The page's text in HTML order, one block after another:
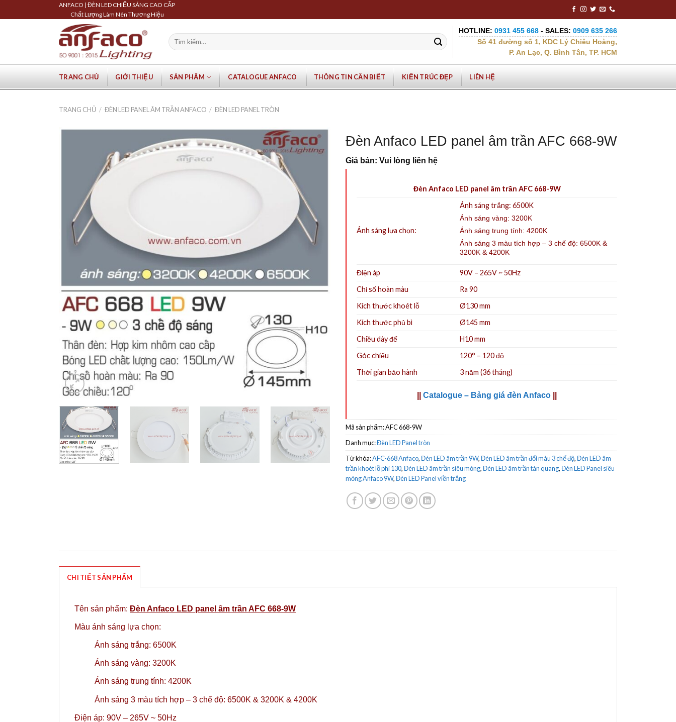
to
ANFACO | ĐÈN LED CHIẾU SÁNG CAO CẤP
Chất Lượng Làm Nên Thương Hiệu
Tìm
kiếm:
HOTLINE: 0931 455 668 - SALES: 0909 635 266
Số 41 đường số 1, KDC Lý Chiêu Hoàng,
P. An Lạc, Q. Bình Tân, TP. HCM
TRANG CHỦ GIỚI THIỆU SẢN PHẨM CATALOGUE ANFACO THÔNG TIN CẦN BIẾT KIẾN TRÚC ĐẸP LIÊN HỆ
TRANG CHỦ / ĐÈN LED PANEL ÂM TRẦN ANFACO / ĐÈN LED PANEL TRÒN
Đèn Anfaco LED panel âm trần AFC 668-9W
Giá bán: Vui lòng liên hệ
Đèn Anfaco LED panel âm trần AFC 668-9W
Ánh sáng lựa chọn:
Ánh sáng trắng: 6500K
Ánh sáng vàng: 3200K
Ánh sáng trung tính: 4200K
Ánh sáng 3 màu tích hợp – 3 chế độ: 6500K &
3200K & 4200K
Điện áp
90V – 265V ~ 50Hz
Chỉ số hoàn màu
Ra 90
Kích thước khoét lỗ
Ø130mm
Kích thước phủ bì
Ø145 mm
Chiều dày đế
H10 mm
Góc chiếu
120° – 120 độ
Thời gian bảo hành
3 năm (36 tháng)
Catalogue – Bảng giá đèn Anfaco
Mã sản phẩm:AFC 668-9W
Danh mục:Đèn LED Panel tròn
Từ khóa:AFC-668 Anfaco,Đèn LED âm trần 9W,Đèn LED âm trần đổi màu 3 chế độ,Đèn LED âm
trần khoét lỗ phi 130,Đèn LED âm trần siêu mỏng,Đèn LED âm trần tán quang,Đèn LED Panel siêu
mỏng Anfaco 9W,Đèn LED Panel viền trắng
CHI TIẾT SẢN PHẨM
Tên sản phẩm: Đèn Anfaco LED panel âm trần AFC 668-9W
Màu ánh sáng lựa chọn:
Ánh sáng trắng: 6500K
Ánh sáng vàng: 3200K
Ánh sáng trung tính: 4200K
Ánh sáng 3 màu tích hợp – 3 chế độ: 6500K & 3200K & 4200K
Điện áp: 90V – 265V ~ 50Hz